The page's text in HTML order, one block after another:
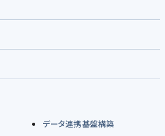
データ連携基盤構築